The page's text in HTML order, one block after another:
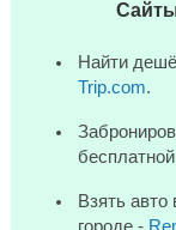
Найти
Trip.com.
Взять